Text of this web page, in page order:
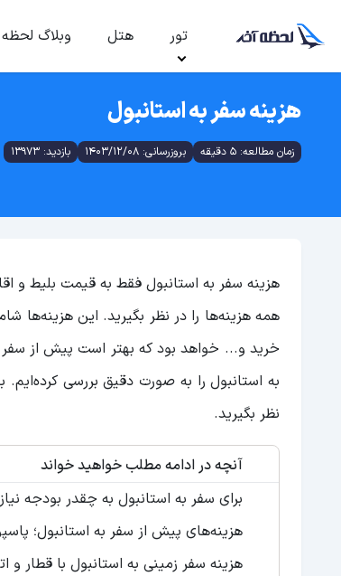
تور هتل وبلاگ
هزینه سفر به استانبول
زمان مطالعه: 5 دقیقه بروزرسانی: 1403/12/08 بازدید: 13973
هزینه سفر به استانبول فقط به قیمت بلیط و
همه هزینه‌ها را در نظر بگیرید. این
خرید و... خواهد بود که بهتر است پیش از سفر
به استانبول را به صورت دقیق بررسی کرده‌ایم.
نظر بگیرید.
آنچه در ادامه مطلب خواهید خواند
برای سفر به استانبول به چقدر بودجه
هزینه‌های پیش از سفر به استانبول؛
هزینه سفر زمینی به استانبول با قطار